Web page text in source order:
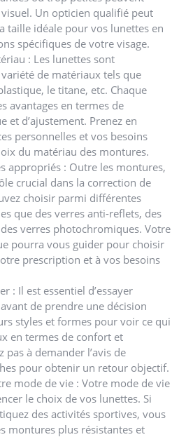
Un opticien qualifié peut
taille idéale pour vos lunettes en
spécifiques de votre visage.
: Les lunettes sont
de matériaux tels que
le titane, etc. Chaque
avantages en termes de
et d’ajustement. Prenez en
personnelles et vos besoins
du matériau des montures.
appropriés : Outre les montures,
crucial dans la correction de
choisir parmi différentes
que des verres anti-reflets, des
verres photochromiques. Votre
pourra vous guider pour choisir
prescription et à vos besoins
: Il est essentiel d’essayer
de prendre une décision
styles et formes pour voir ce qui
en termes de confort et
pas à demander l’avis de
pour obtenir un retour objectif.
mode de vie : Votre mode de vie
le choix de vos lunettes. Si
des activités sportives, vous
montures plus résistantes et